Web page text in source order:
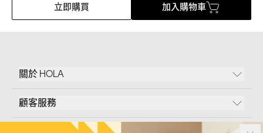
立即購買 加入購物車
關於 HOLA
顧客服務